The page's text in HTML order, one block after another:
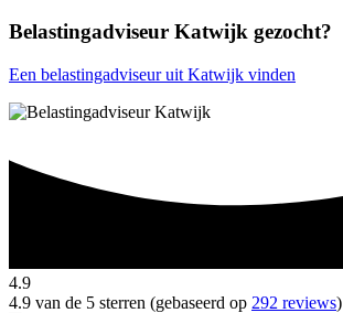
Belastingadviseur Katwijk gezocht?
Een belastingadviseur uit Katwijk vinden
4.9
4.9 van de 5 sterren (gebaseerd op 292 reviews)